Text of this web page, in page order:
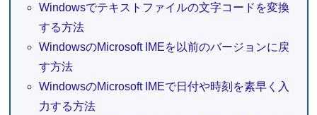
Windowsでテキストファイルの文字コードを変換
する方法
WindowsのMicrosoft IMEを以前のバージョンに戻
す方法
WindowsのMicrosoft IMEで日付や時刻を素早く入
力する方法